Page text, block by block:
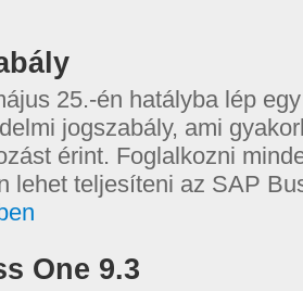
25.-én hatályba lép
jogszabály, ami
érint. Foglalkozni
lehet teljesíteni az SAP
One 9.3